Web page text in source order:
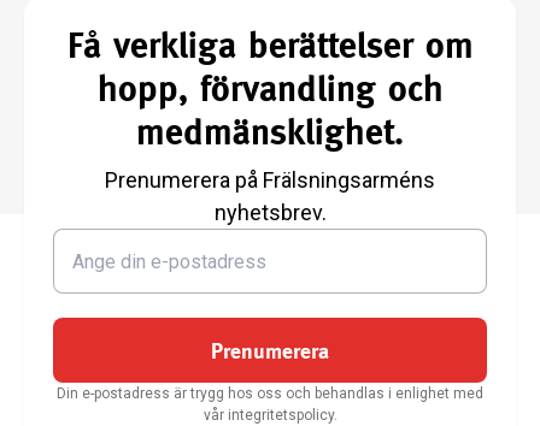
Få verkliga berättelser om
hopp, förvandling och
medmänsklighet.
Prenumerera på Frälsningsarméns
nyhetsbrev.
Prenumerera
Din e-postadress är trygg hos oss och behandlas i enlighet med
vår integritetspolicy.